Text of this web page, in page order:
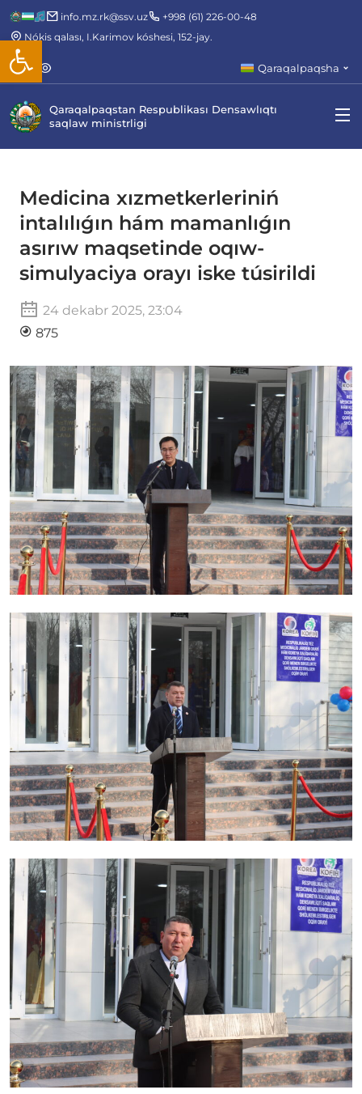
Open toolbar
info.mz.rk@ssv.uz
+998 (61) 226-00-48
Nókis qalası, I.Karimov kóshesi, 152-jay.
Qaraqalpaqsha
Qaraqalpaqstan Respublikası Densawlıqtı
saqlaw ministrligi
Medicina xızmetkerleriniń
intalılıǵın hám mamanlıǵın
asırıw maqsetinde oqıw-
simulyaciya orayı iske túsirildi
24 dekabr 2025, 23:04
875